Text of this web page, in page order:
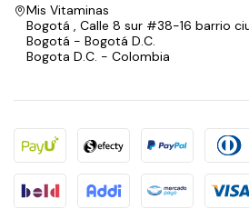
Mis Vitaminas
Bogotá , Calle 8 sur #38-16 barrio
Bogotá - Bogotá D.C.
Bogota D.C. - Colombia